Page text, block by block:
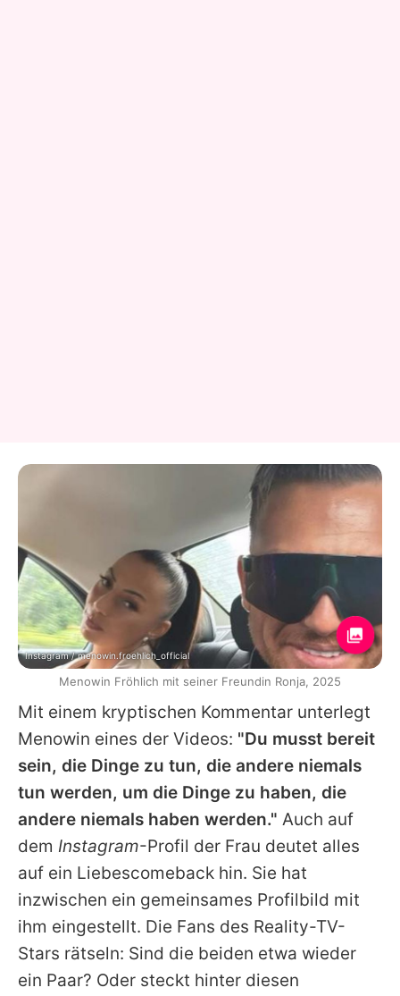
Mit einem kryptischen Kommentar unterlegt
Menowin eines der Videos: "Du musst bereit
sein, die Dinge zu tun, die andere niemals
tun werden, um die Dinge zu haben, die
andere niemals haben werden." Auch auf
dem Instagram-Profil der Frau deutet alles
auf ein Liebescomeback hin. Sie hat
inzwischen ein gemeinsames Profilbild mit
ihm eingestellt. Die Fans des Reality-TV-
Stars rätseln: Sind die beiden etwa wieder
ein Paar? Oder steckt hinter diesen
Instagram / menowin.froehlich_official
Menowin Fröhlich mit seiner Freundin Ronja, 2025